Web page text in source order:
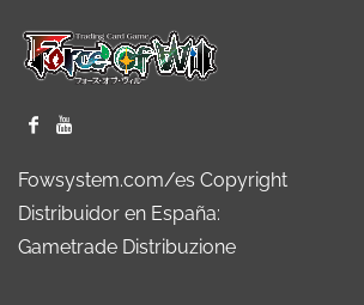
Fowsystem.com/es Copyright
Distribuidor en España:
Gametrade Distribuzione